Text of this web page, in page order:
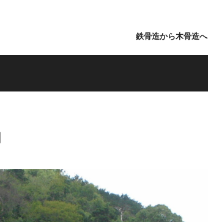
鉄骨造から木骨造へ